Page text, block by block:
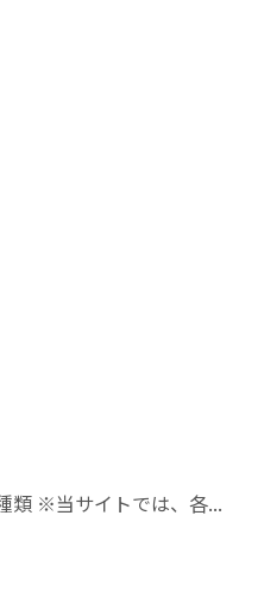
類 ※当サイトでは、各...